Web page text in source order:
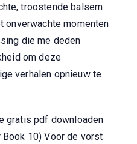
troostende balsem
onverwachte momenten
die me deden
om deze
verhalen opnieuw te
gratis pdf downloaden
10) Voor de vorst